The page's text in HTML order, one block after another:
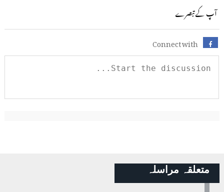
آپ کے تبصرے
Connect with
متعلقہ مراسلہ